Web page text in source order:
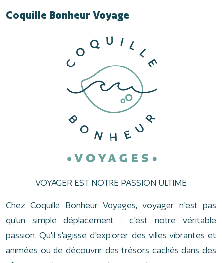
Coquille Bonheur Voyage
VOYAGER EST NOTRE PASSION ULTIME
Chez Coquille Bonheur Voyages, voyager n'est pas
qu'un simple déplacement : c'est notre véritable
passion. Qu'il s'agisse d'explorer des villes vibrantes et
animées ou de découvrir des trésors cachés dans des